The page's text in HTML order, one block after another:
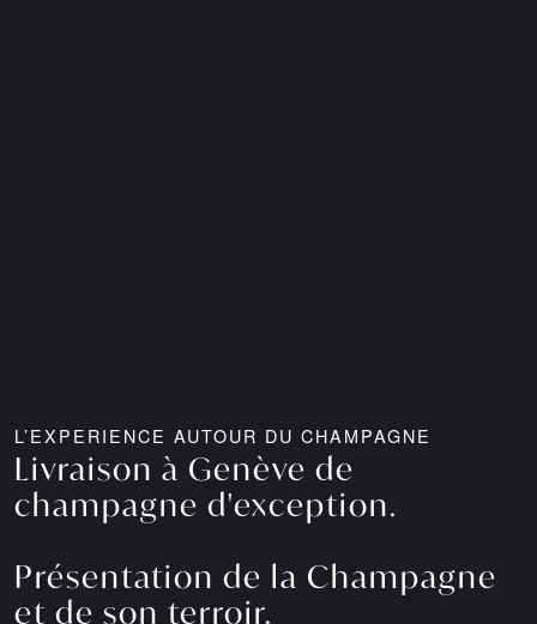
L’EXPERIENCE AUTOUR DU CHAMPAGNE
Livraison à Genève de
champagne d'exception.
Présentation de la Champagne
et de son terroir.